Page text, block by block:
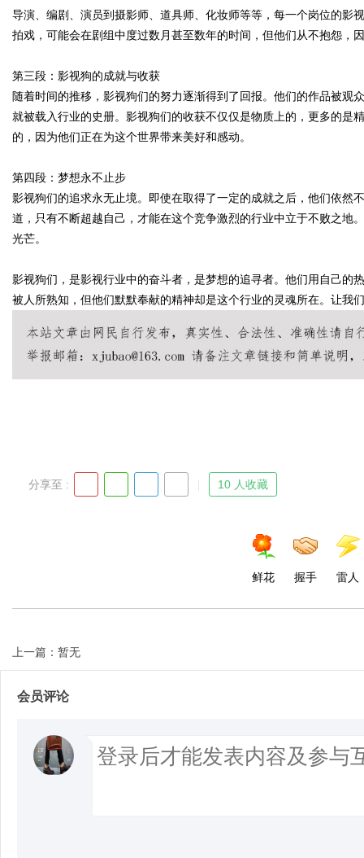
!
Bo
导演、编剧、演员到摄影师、道具师、化妆师等等，每一个岗位的影
拍戏，可能会在剧组中度过数月甚至数年的时间，但他们从不抱怨，
第三段：影视狗的成就与收获
随着时间的推移，影视狗们的努力逐渐得到了回报。他们的作品被观
就被载入行业的史册。影视狗们的收获不仅仅是物质上的，更多的是
的，因为他们正在为这个世界带来美好和感动。
第四段：梦想永不止步
影视狗们的追求永无止境。即使在取得了一定的成就之后，他们依然
道，只有不断超越自己，才能在这个竞争激烈的行业中立于不败之地
光芒。
影视狗们，是影视行业中的奋斗者，是梦想的追寻者。他们用自己的
被人所熟知，但他们默默奉献的精神却是这个行业的灵魂所在。让我
分享至 : 10 人收藏
鲜花 握手 雷人
上一篇：暂无
会员评论